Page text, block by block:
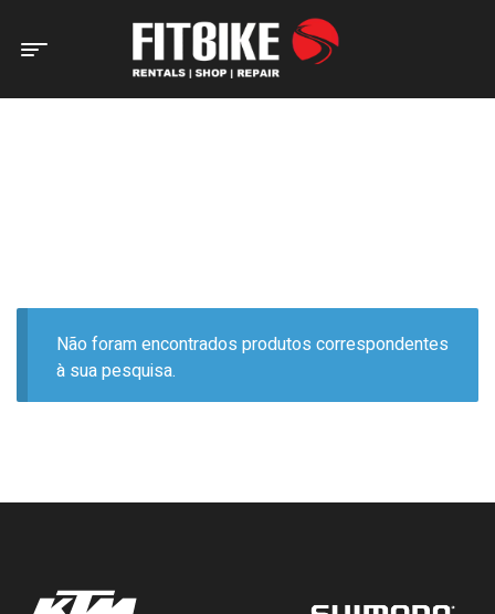
Home Page Produtos etiquetados com “55”
Não foram encontrados produtos correspondentes
à sua pesquisa.